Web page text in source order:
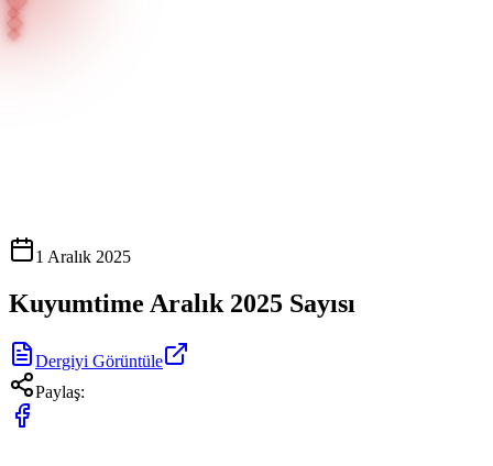
1 Aralık 2025
Kuyumtime Aralık 2025 Sayısı
Dergiyi Görüntüle
Paylaş: